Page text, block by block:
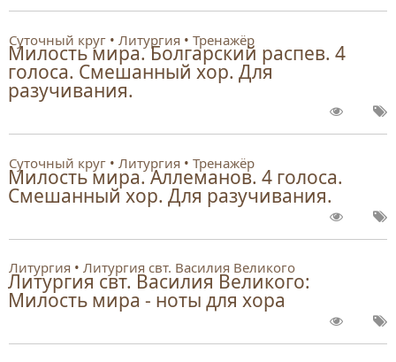
Суточный круг Литургия Тренажёр
Милость мира. Болгарский распев. 4
голоса. Смешанный хор. Для
разучивания.
Суточный круг Литургия Тренажёр
Милость мира. Аллеманов. 4 голоса.
Смешанный хор. Для разучивания.
Литургия Литургия свт. Василия Великого
Литургия свт. Василия Великого:
Милость мира - ноты для хора